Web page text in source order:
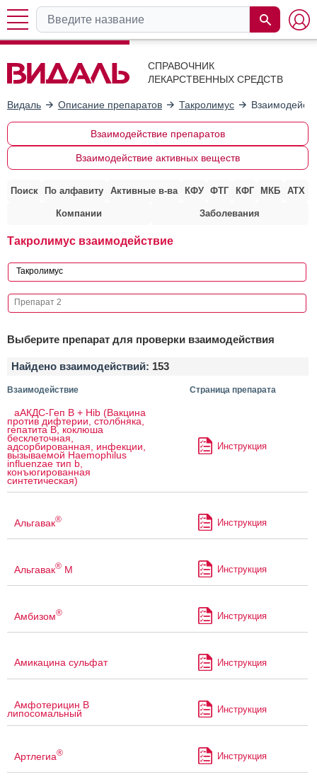
СПРАВОЧНИК
ЛЕКАРСТВЕННЫХ СРЕДСТВ
Видаль Описание препаратов Такролимус
Взаимодействие препаратов
Взаимодействие активных веществ
Поиск По алфавиту Активные в-ва КФУ ФТГ КФГ МКБ АТХ
Компании Заболевания
Такролимус взаимодействие
Выберите препарат для проверки взаимодействия
Найдено взаимодействий: 153
Взаимодействие Страница препарата
аАКДС-Геп B + Hib (Вакцина
против дифтерии, столбняка,
гепатита B, коклюша
бесклеточная,
адсорбированная, инфекции,
вызываемой Haemophilus
influenzae тип b,
конъюгированная
синтетическая)
Инструкция
Альгавак® Инструкция
Альгавак® М Инструкция
Амбизом® Инструкция
Амикацина сульфат Инструкция
Амфотерицин В
липосомальный Инструкция
Артлегиа® Инструкция